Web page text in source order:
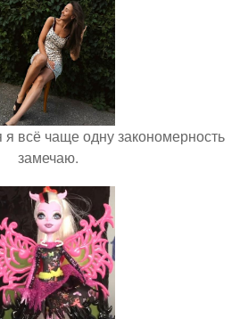
всё чаще одну закономерность
замечаю.